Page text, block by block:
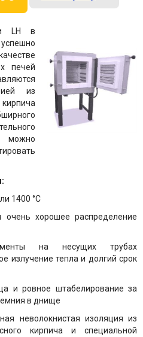
LH в
печей
из
можно
1400 °C
очень хорошее распределение
на несущих трубах
излучение тепла и долгий срок
и ровное штабелирование за
в днище
неволокнистая изоляция из
кирпича и специальной